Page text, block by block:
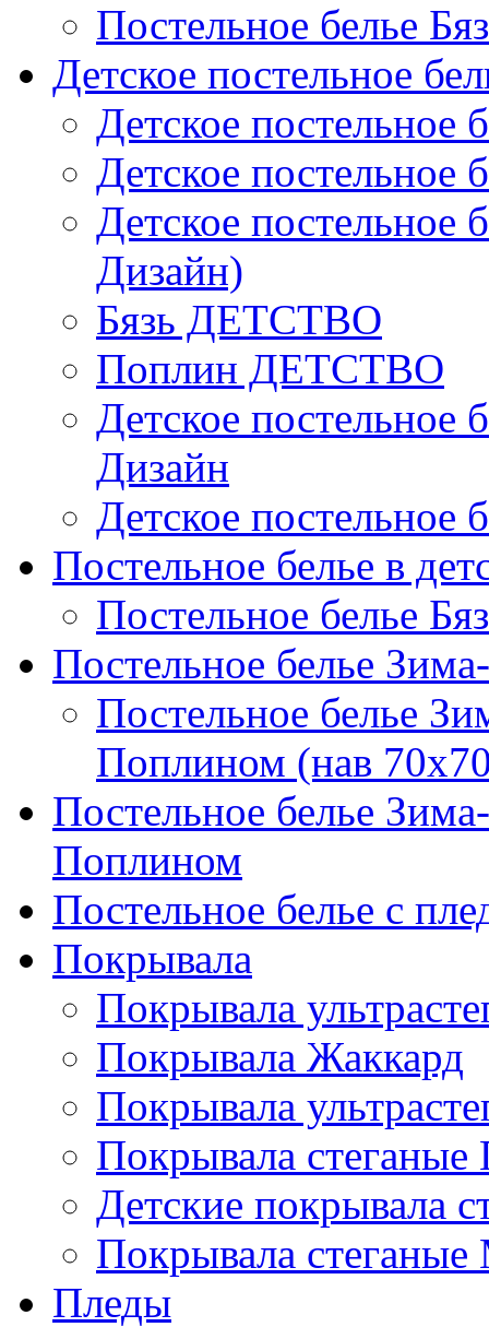
Постельное белье
Детское постельное
Детское постельное
Детское постельное
Детское
Дизайн)
Бязь ДЕТСТВО
Поплин ДЕТСТВО
Детское постельное
Дизайн
Детское постельное
Постельное белье в
Постельное белье
Постельное белье
Постельное белье
Поплином (нав
Постельное белье
Поплином
Постельное белье с
Покрывала
Покрывала
Покрывала Жаккард
Покрывала
Покрывала стеганые
Детские покрывала
Покрывала
Пледы